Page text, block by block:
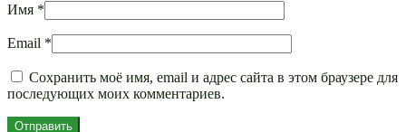
Имя *
Email *
Сохранить моё имя, email и адрес сайта в этом браузере для
последующих моих комментариев.